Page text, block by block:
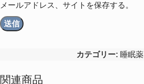
メールアドレス、サイトを保存する。
カテゴリー: 睡眠薬
関連商品